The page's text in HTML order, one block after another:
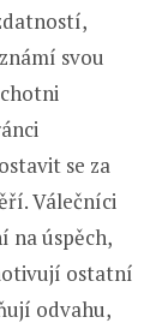
svou
se za
Válečníci
na úspěch,
ostatní
odvahu,